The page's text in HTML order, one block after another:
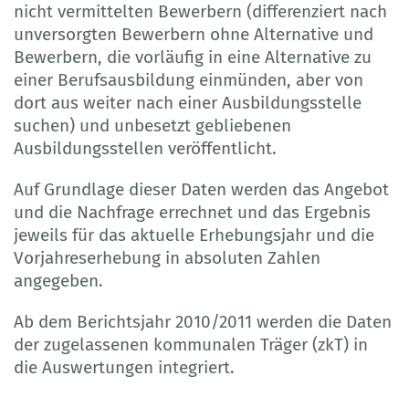
nicht vermittelten Bewerbern (differenziert nach
unversorgten Bewerbern ohne Alternative und
Bewerbern, die vorläufig in eine Alternative zu
einer Berufsausbildung einmünden, aber von
dort aus weiter nach einer Ausbildungsstelle
suchen) und unbesetzt gebliebenen
Ausbildungsstellen veröffentlicht.
Auf Grundlage dieser Daten werden das Angebot
und die Nachfrage errechnet und das Ergebnis
jeweils für das aktuelle Erhebungsjahr und die
Vorjahreserhebung in absoluten Zahlen
angegeben.
Ab dem Berichtsjahr 2010/2011 werden die Daten
der zugelassenen kommunalen Träger (zkT) in
die Auswertungen integriert.